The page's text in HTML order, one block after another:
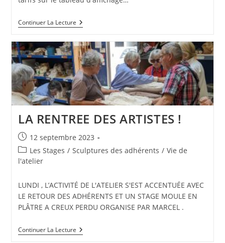
Continuer La LectureSTAGE
« MODELE
-
PORTRAIT »
LA RENTREE DES ARTISTES !
Publication
publiée :
12 septembre 2023
Post
category:
Les Stages / Sculptures des adhérents / Vie de
l'atelier
LUNDI , L’ACTIVITÉ DE L'ATELIER S'EST ACCENTUÉE AVEC
LE RETOUR DES ADHÉRENTS ET UN STAGE MOULE EN
PLÂTRE A CREUX PERDU ORGANISE PAR MARCEL .
Continuer La LectureLA
RENTREE